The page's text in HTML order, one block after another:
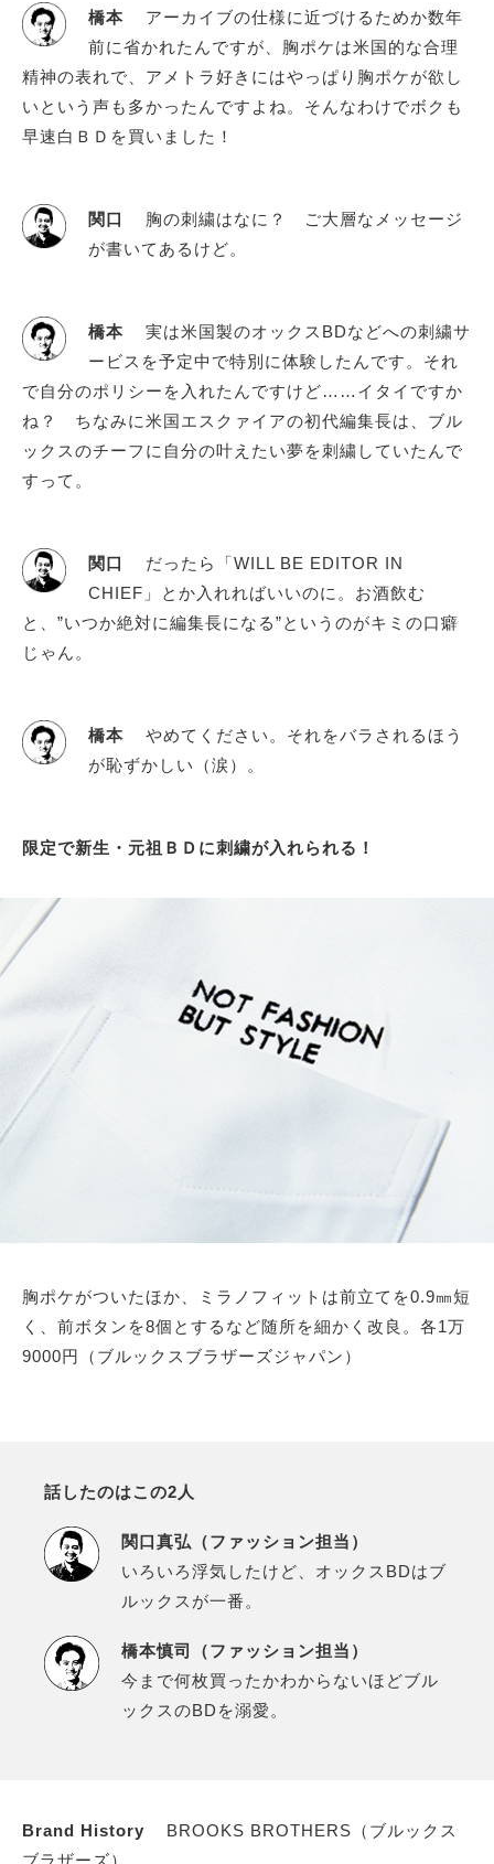
橋本
アーカイブの仕様に近づけるためか数年
前に省かれたんですが、胸ポケは米国的な合理
精神の表れで、アメトラ好きにはやっぱり胸ポケが欲し
いという声も多かったんですよね。そんなわけでボクも
早速白ＢＤを買いました！
関口
胸の刺繍はなに？ ご大層なメッセージ
が書いてあるけど。
橋本
実は米国製のオックスBDなどへの刺繍サ
ービスを予定中で特別に体験したんです。それ
で自分のポリシーを入れたんですけど……イタイですか
ね？ ちなみに米国エスクァイアの初代編集長は、ブル
ックスのチーフに自分の叶えたい夢を刺繍していたんで
すって。
関口
だったら「WILL BE EDITOR IN
CHIEF」とか入れればいいのに。お酒飲む
と、”いつか絶対に編集長になる”というのがキミの口癖
じゃん。
橋本
やめてください。それをバラされるほう
が恥ずかしい（涙）。
限定で新生・元祖ＢＤに刺繍が入れられる！
胸ポケがついたほか、ミラノフィットは前立てを0.9㎜短
く、前ボタンを8個とするなど随所を細かく改良。各1万
9000円（ブルックスブラザーズジャパン）
話したのはこの2人
関口真弘（ファッション担当）
いろいろ浮気したけど、オックスBDはブ
ルックスが一番。
橋本慎司（ファッション担当）
今まで何枚買ったかわからないほどブル
ックスのBDを溺愛。
Brand History
BROOKS BROTHERS（ブルックス